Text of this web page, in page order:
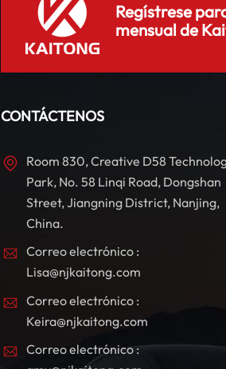
Regístrese
mensual de
CONTÁCTENOS
Room 830, Creative D58
Park, No. 58 Linqi Road, Dongshan
Street, Jiangning District, Nanjing,
China.
Correo electrónico :
Lisa@njkaitong.com
Correo electrónico :
Keira@njkaitong.com
Correo electrónico :